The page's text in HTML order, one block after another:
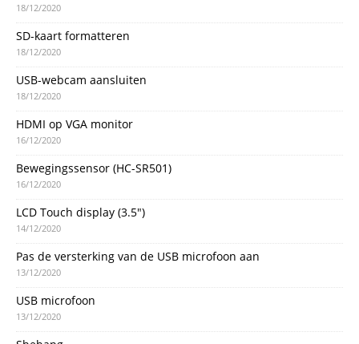
18/12/2020
SD-kaart formatteren
18/12/2020
USB-webcam aansluiten
18/12/2020
HDMI op VGA monitor
16/12/2020
Bewegingssensor (HC-SR501)
16/12/2020
LCD Touch display (3.5″)
14/12/2020
Pas de versterking van de USB microfoon aan
13/12/2020
USB microfoon
13/12/2020